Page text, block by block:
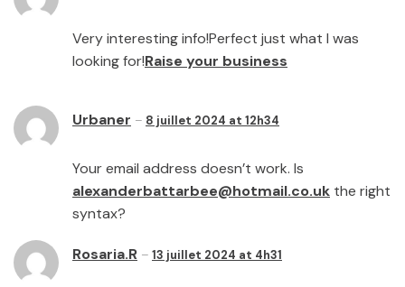
Very interesting info!Perfect just what I was
looking for!Raise your business
Urbaner 8 juillet 2024 at 12h34
Your email address doesn’t work. Is
alexanderbattarbee@hotmail.co.uk the right
syntax?
Rosaria.R 13 juillet 2024 at 4h31